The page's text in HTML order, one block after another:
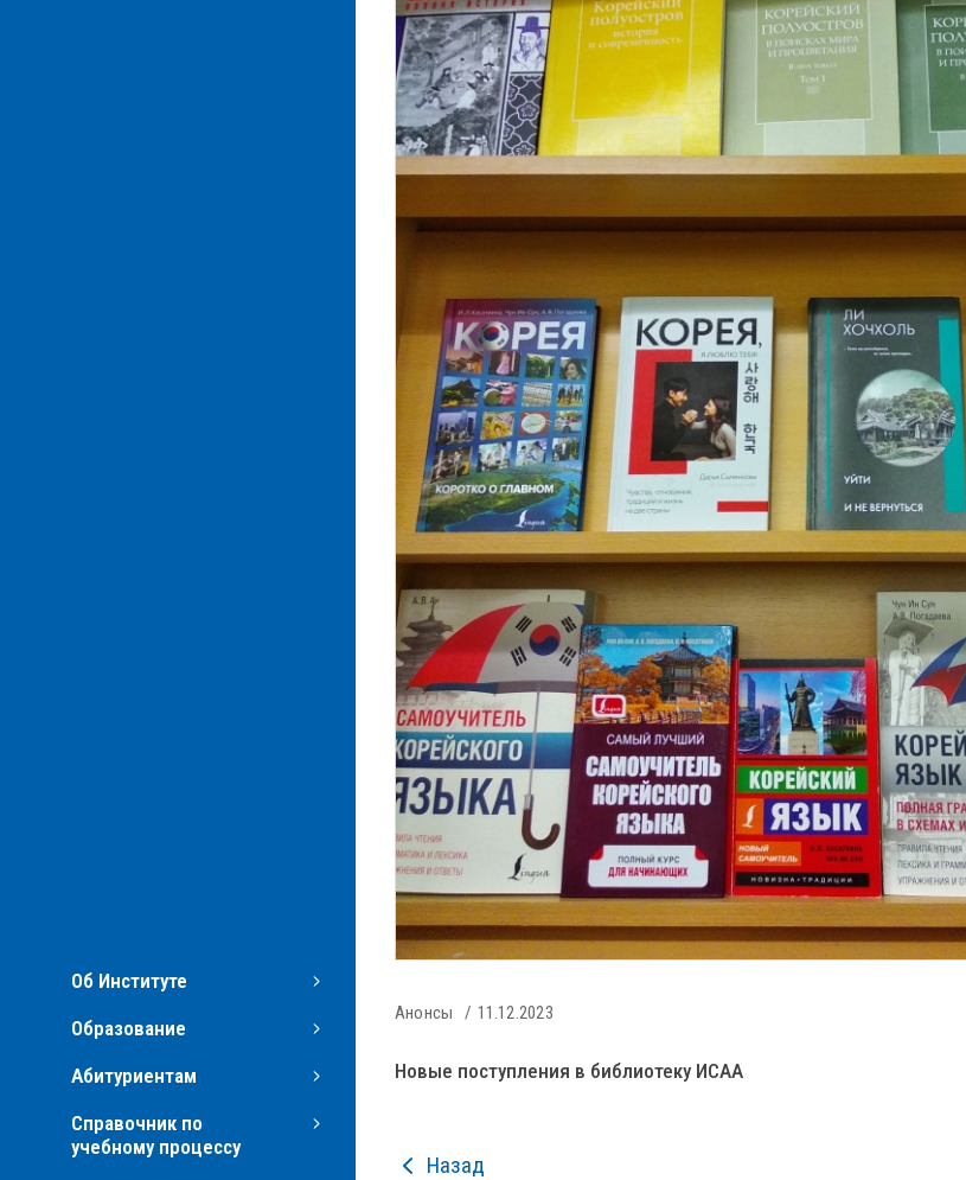
Об Институте
Образование
Абитуриентам
Справочник по
учебному процессу
Анонсы 11.12.2023
Новые поступления в библиотеку ИСАА
Назад